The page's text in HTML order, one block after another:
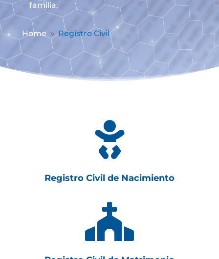
familia.
Home 9 Registro Civil

Registro Civil de Nacimiento
